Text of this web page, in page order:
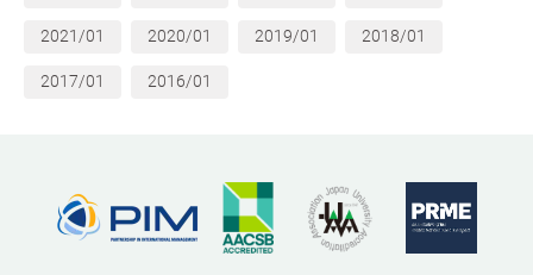
2021/01 2020/01 2019/01 2018/01
2017/01 2016/01